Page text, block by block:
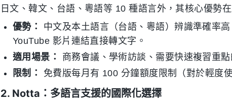
日文、韓文、台語、粵語等 10 種語言外，其核心優勢
優勢：
中文及本土語言（台語、粵語）辨識準確率
YouTube 影片連結直接轉文字。
適用場景：
商務會議、學術訪談、需要快速複習重點
限制：
免費版每月有 100 分鐘額度限制（對於輕度
2. Notta：多語言支援的國際化選擇